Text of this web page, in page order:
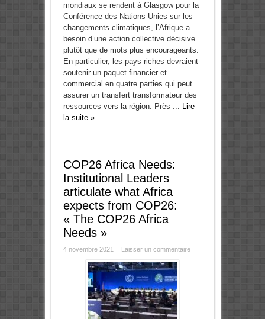
mondiaux se rendent à Glasgow pour la
Conférence des Nations Unies sur les
changements climatiques, l’Afrique a
besoin d’une action collective décisive
plutôt que de mots plus encourageants.
En particulier, les pays riches devraient
soutenir un paquet financier et
commercial en quatre parties qui peut
assurer un transfert transformateur des
ressources vers la région. Près ... Lire
la suite »
COP26 Africa Needs:
Institutional Leaders
articulate what Africa
expects from COP26:
« The COP26 Africa
Needs »
4 novembre 2021 Laisser un commentaire